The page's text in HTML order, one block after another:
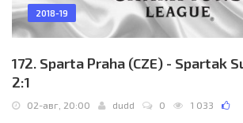
2018-19
172. Sparta Praha (CZE) - Spartak
2:1
02-авг, 20:00 dudd 0 1 033